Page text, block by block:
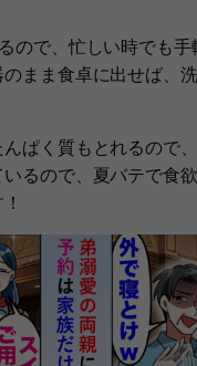
ので、忙しい時でも手
まま食卓に出せば、
ぱく質もとれるので
るので、夏バテで食